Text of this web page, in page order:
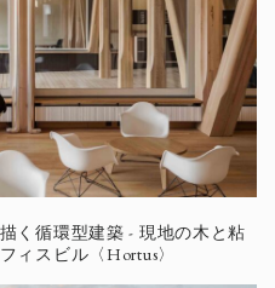
く循環型建築 - 現地の木と粘
ィスビル〈Hortus〉